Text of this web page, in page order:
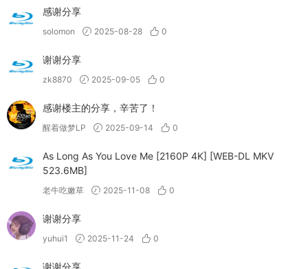
感谢分享
solomon 2025-08-28 0
谢谢分享
zk8870 2025-09-05 0
感谢楼主的分享，辛苦了！
醒着做梦LP 2025-09-14 0
As Long As You Love Me [2160P 4K] [WEB-DL MKV
523.6MB]
老牛吃嫩草 2025-11-08 0
谢谢分享
yuhui1 2025-11-24 0